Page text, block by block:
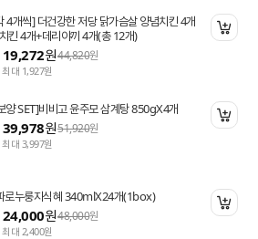
4개씩] 더건강한 저당 닭가슴살 양념치킨 4개
킨 4개+데리야끼 4개(총 12개)
19,272원44,820원
대 1,927원
양 SET]비비고 윤주모 삼계탕 850gX4개
39,978원51,920원
대 3,997원
로누룽지식혜 340mlX24개(1box)
24,000원48,000원
대 2,400원